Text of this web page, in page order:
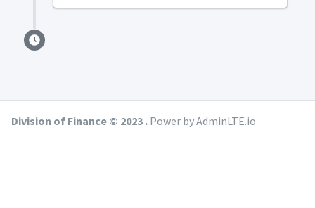
Division of Finance © 2023 . Power by AdminLTE.io